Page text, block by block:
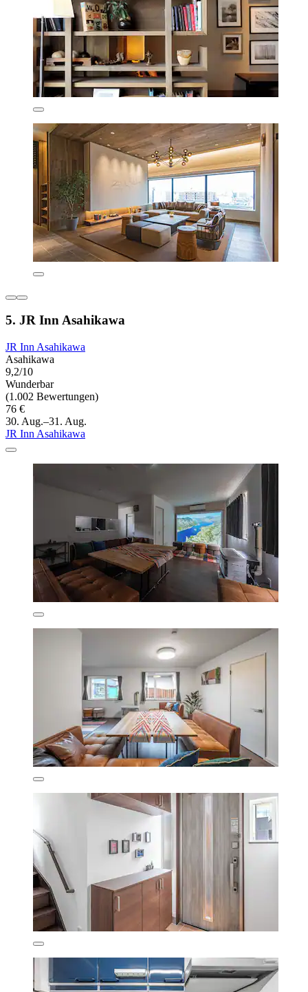
5. JR Inn Asahikawa
JR Inn Asahikawa
Asahikawa
9,2/10
Wunderbar
(1.002 Bewertungen)
76 €
30. Aug.–31. Aug.
JR Inn Asahikawa